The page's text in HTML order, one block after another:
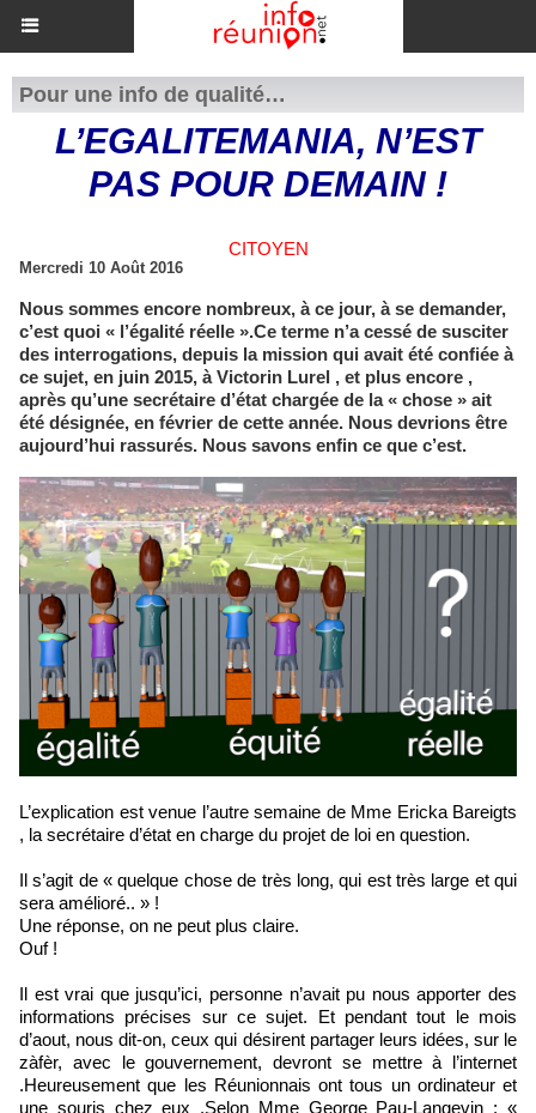
Pour une info de qualité…
L’EGALITEMANIA, N’EST
PAS POUR DEMAIN !
CITOYEN
Mercredi 10 Août 2016
Nous sommes encore nombreux, à ce jour, à se demander,
c’est quoi « l’égalité réelle ».Ce terme n’a cessé de susciter
des interrogations, depuis la mission qui avait été confiée à
ce sujet, en juin 2015, à Victorin Lurel , et plus encore ,
après qu’une secrétaire d’état chargée de la « chose » ait
été désignée, en février de cette année. Nous devrions être
aujourd’hui rassurés. Nous savons enfin ce que c’est.
L’explication est venue l’autre semaine de Mme Ericka Bareigts
, la secrétaire d’état en charge du projet de loi en question.
Il s’agit de « quelque chose de très long, qui est très large et qui
sera amélioré.. » !
Une réponse, on ne peut plus claire.
Ouf !
Il est vrai que jusqu’ici, personne n’avait pu nous apporter des
informations précises sur ce sujet. Et pendant tout le mois
d’aout, nous dit-on, ceux qui désirent partager leurs idées, sur le
zàfèr, avec le gouvernement, devront se mettre à l’internet
.Heureusement que les Réunionnais ont tous un ordinateur et
une souris chez eux .Selon Mme George Pau-Langevin : «